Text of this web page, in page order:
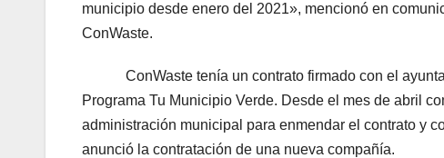
municipio desde enero del 2021», mencionó en
ConWaste.
ConWaste tenía un contrato firmado con el
Programa Tu Municipio Verde. Desde el mes de abril
administración municipal para enmendar el contrato y
anunció la contratación de una nueva compañía.